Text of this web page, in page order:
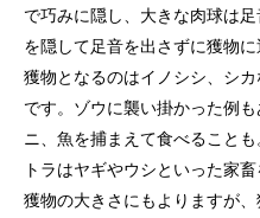
で巧みに隠し、大きな肉球は
を隠して足音を出さずに獲物
獲物となるのはイノシシ、シ
です。ゾウに襲い掛かった例
ニ、魚を捕まえて食べること
トラはヤギやウシといった家
獲物の大きさにもよりますが